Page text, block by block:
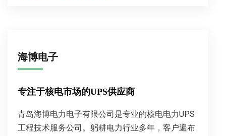
海博电子
专注于核电市场的UPS供应商
青岛海博电力电子有限公司是专业的核电电力UPS
工程技术服务公司。躬耕电力行业多年，客户遍布